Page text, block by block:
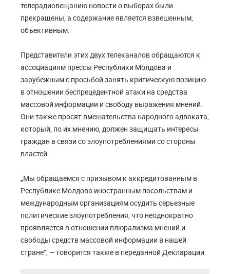
телерадиовещанию новости о выборах были
прекращены, а содержание является взвешенным,
объективным.
Представители этих двух телеканалов обращаются к
ассоциациям прессы Республики Молдова и
зарубежным с просьбой занять критическую позицию
в отношении беспрецедентной атаки на средства
массовой информации и свободу выражения мнений.
Они также просят вмешательства народного адвоката,
который, по их мнению, должен защищать интересы
граждан в связи со злоупотреблениями со стороны
властей.
„Мы обращаемся с призывом к аккредитованным в
Республике Молдова иностранным посольствам и
международным организациям осудить серьезные
политические злоупотребления, что неоднократно
проявляется в отношении плюрализма мнений и
свободы средств массовой информации в нашей
стране”, — говорится также в переданной Декларации.